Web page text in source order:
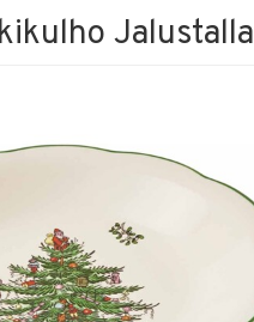
Jalustalla